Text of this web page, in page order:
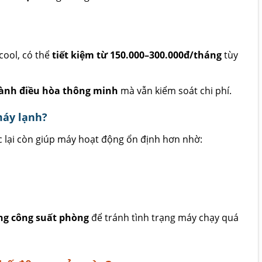
có thểtiết kiệm từ 150.000–300.000đ/thángtùy
điều hòa thông minh mà vẫn kiểm soát chi phí.
lạnh?
lại còn giúp máy hoạt động ổn định hơn nhờ:
công suất phòng để tránh tình trạng máy chạy quá